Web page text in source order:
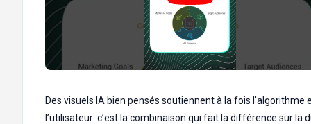
Des visuels IA bien pensés soutiennent à la fois l’algorithme
l’utilisateur: c’est la combinaison qui fait la différence sur la